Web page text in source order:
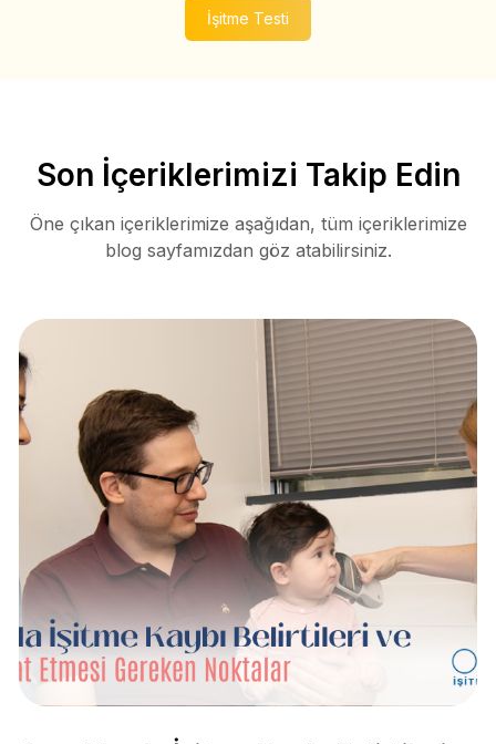
İşitme Testi
Son İçeriklerimizi Takip Edin
Öne çıkan içeriklerimize aşağıdan, tüm içeriklerimize
blog sayfamızdan göz atabilirsiniz.